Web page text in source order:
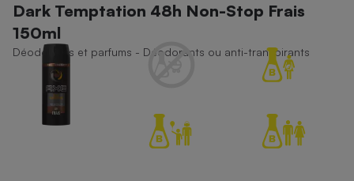
Dark Temptation 48h Non-Stop Frais
150ml
Déodorants et parfums - Déodorants ou anti-transpirants